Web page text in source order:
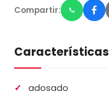
Compartir:
Características
adosado